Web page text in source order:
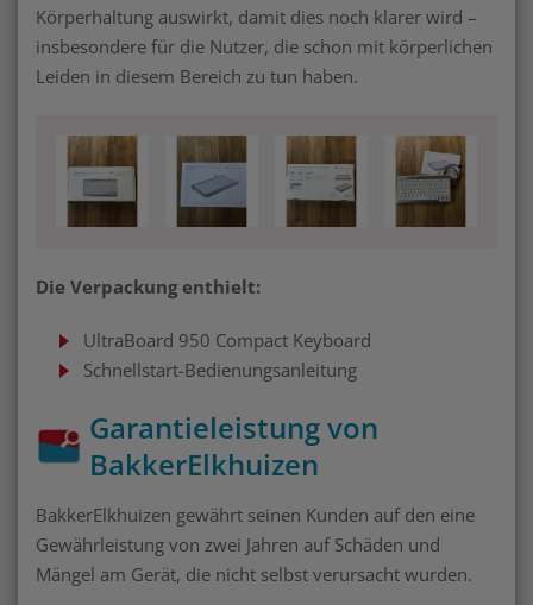
Körperhaltung auswirkt, damit dies noch klarer wird –
insbesondere für die Nutzer, die schon mit körperlichen
Leiden in diesem Bereich zu tun haben.
Die Verpackung enthielt:
UltraBoard 950 Compact Keyboard
Schnellstart-Bedienungsanleitung
Garantieleistung von
BakkerElkhuizen
BakkerElkhuizen gewährt seinen Kunden auf den eine
Gewährleistung von zwei Jahren auf Schäden und
Mängel am Gerät, die nicht selbst verursacht wurden.